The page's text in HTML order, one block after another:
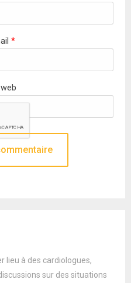
*
lieu à des cardiologues,
sur des situations